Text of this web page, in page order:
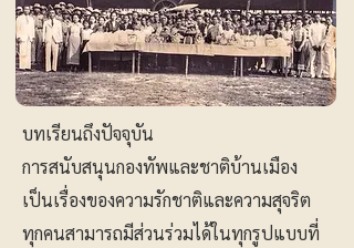
บทเรียนถึงปัจจุบัน
การสนับสนุนกองทัพและชาติบ้านเมือง
เป็นเรื่องของความรักชาติและความสุจริต
ทุกคนสามารถมีส่วนร่วมได้ในทุกรูปแบบที่